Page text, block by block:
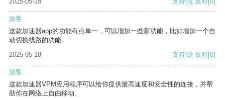
游客
这款加速器app的功能有点单一，可以增加一些新功能，比如增加一个自
动切换线路的功能。
2025-05-18
支持[0] 反对[0]
游客
这款加速器VPM应用程序可以给你提供最高速度和安全性的连接，并帮
助你在网络上自由移动。